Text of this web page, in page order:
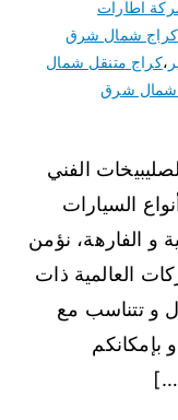
اطارات
كراج شمال شرق
،كراج متنقل شمال
شمال شرق
الفني
السيارات
و الفارهة، نؤمن
العالمية ذات
و تتناسب مع
بإمكانكم